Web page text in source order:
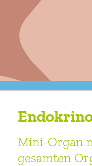
Mini-Organ
gesamten